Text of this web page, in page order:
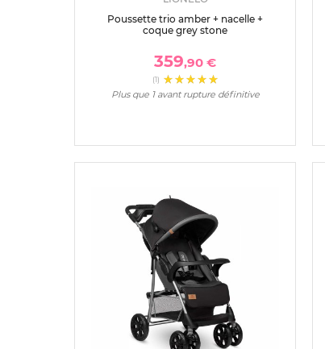
Poussette trio amber + nacelle +
coque grey stone
359,90 €
(1)
Plus que 1 avant rupture définitive